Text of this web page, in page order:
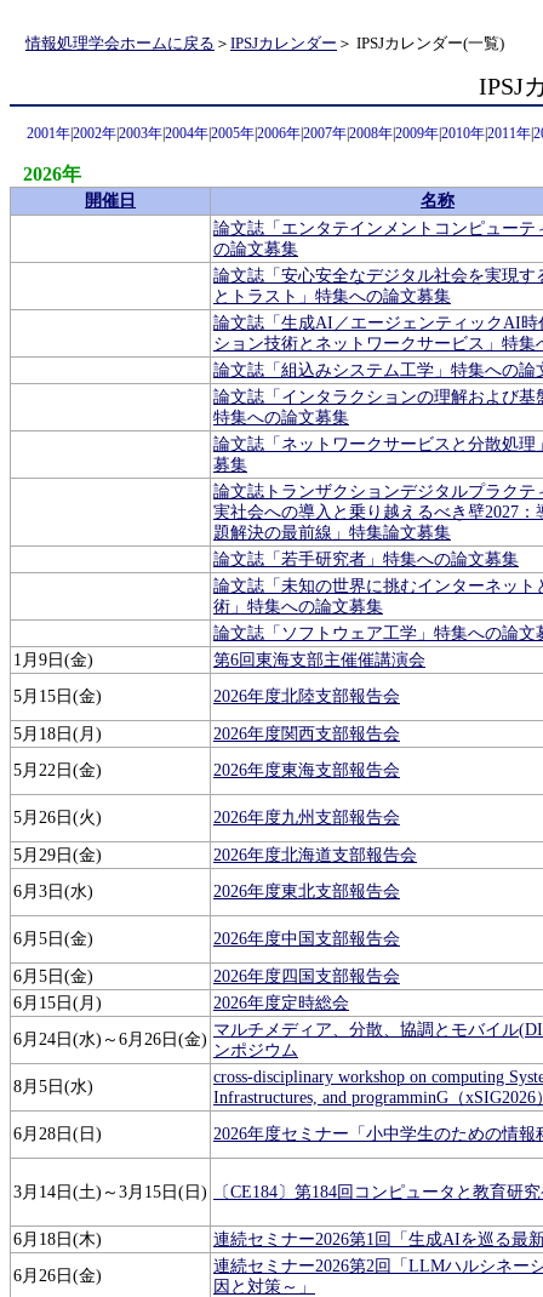
情報処理学会ホームに戻る ＞ IPSJカレンダー ＞ IPSJカレンダー(一覧)
IPSJ
2001年2002年2003年2004年2005年2006年2007年2008年2009年2010年2011年
2026年
開催日
名称
論文誌「エンタテインメントコンピューテ
の論文募集
論文誌「安心安全なデジタル社会を実現す
とトラスト」特集への論文募集
論文誌「生成AI／エージェンティックAI時
ション技術とネットワークサービス」特集
論文誌「組込みシステム工学」特集への論
論文誌「インタラクションの理解および基
特集への論文募集
論文誌「ネットワークサービスと分散処理
募集
論文誌トランザクションデジタルプラクテ
実社会への導入と乗り越えるべき壁2027：
題解決の最前線」特集論文募集
論文誌「若手研究者」特集への論文募集
論文誌「未知の世界に挑むインターネット
術」特集への論文募集
論文誌「ソフトウェア工学」特集への論文
1月9日(金)
第6回東海支部主催催講演会
5月15日(金)
2026年度北陸支部報告会
5月18日(月)
2026年度関西支部報告会
5月22日(金)
2026年度東海支部報告会
5月26日(火) 2026年度九州支部報告会
5月29日(金)
2026年度北海道支部報告会
6月3日(水)
2026年度東北支部報告会
6月5日(金) 2026年度中国支部報告会
6月5日(金)
2026年度四国支部報告会
6月15日(月)
2026年度定時総会
6月24日(水)～6月26日(金)
マルチメディア、分散、協調とモバイル
ンポジウム
8月5日(水)
cross-disciplinary workshop on computing
Infrastructures, and programminG（xSIG2026
6月28日(日)
2026年度セミナー「小中学生のための情報
3月14日(土)～3月15日(日) 〔CE184〕第184回コンピュータと教育研
6月18日(木)
連続セミナー2026第1回「生成AIを巡る最
6月26日(金)
連続セミナー2026第2回「LLMハルシネー
因と対策～」